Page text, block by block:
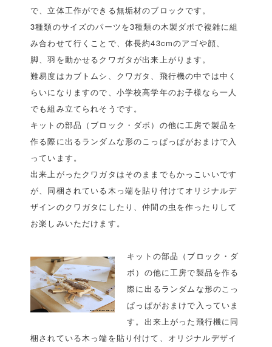
で、立体工作ができる無垢材のブロックです。
3種類のサイズのパーツを3種類の木製ダボで複雑に組
み合わせて行くことで、体長約43cmのアゴや顔、
脚、羽を動かせるクワガタが出来上がります。
難易度はカブトムシ、クワガタ、飛行機の中では中く
らいになりますので、小学校高学年のお子様なら一人
でも組み立てられそうです。
キットの部品（ブロック・ダボ）の他に工房で製品を
作る際に出るランダムな形のこっぱっぱがおまけで入
っています。
出来上がったクワガタはそのままでもかっこいいです
が、同梱されている木っ端を貼り付けてオリジナルデ
ザインのクワガタにしたり、仲間の虫を作ったりして
お楽しみいただけます。
キットの部品（ブロック・ダ
ボ）の他に工房で製品を作る
際に出るランダムな形のこっ
ぱっぱがおまけで入っていま
す。出来上がった飛行機に同
梱されている木っ端を貼り付けて、オリジナルデザイ